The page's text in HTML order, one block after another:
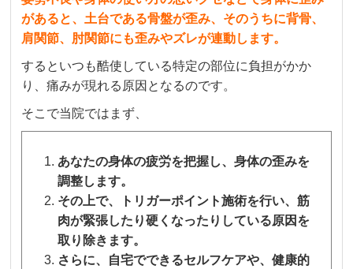
があると、土台である骨盤が歪み、そのうちに背骨、
肩関節、肘関節にも歪みやズレが連動します。
するといつも酷使している特定の部位に負担がかか
り、痛みが現れる原因となるのです。
そこで当院ではまず、
あなたの身体の疲労を把握し、身体の歪みを
調整します。
その上で、トリガーポイント施術を行い、筋
肉が緊張したり硬くなったりしている原因を
取り除きます。
さらに、自宅でできるセルフケアや、健康的